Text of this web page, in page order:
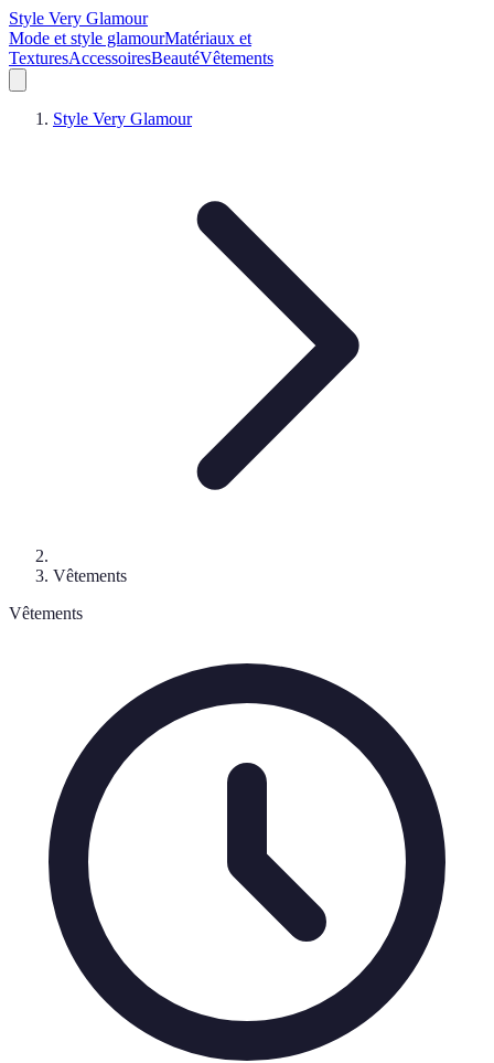
Style Very Glamour
Mode et style glamourMatériaux et
TexturesAccessoiresBeautéVêtements
Style Very Glamour
Vêtements
Vêtements